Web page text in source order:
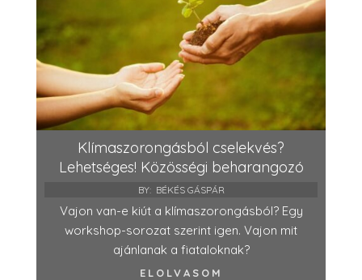
Klímaszorongásból cselekvés?
Lehetséges! Közösségi beharangozó
BY: BÉKÉS GÁSPÁR
Vajon van-e kiút a klímaszorongásból? Egy
workshop-sorozat szerint igen. Vajon mit
ajánlanak a fiataloknak?
ELOLVASOM